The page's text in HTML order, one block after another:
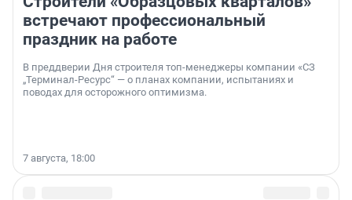
встречают профессиональный
праздник на работе
В преддверии Дня строителя топ-менеджеры компании «СЗ
„Терминал-Ресурс“ — о планах компании, испытаниях и
поводах для осторожного оптимизма.
7 августа, 18:00